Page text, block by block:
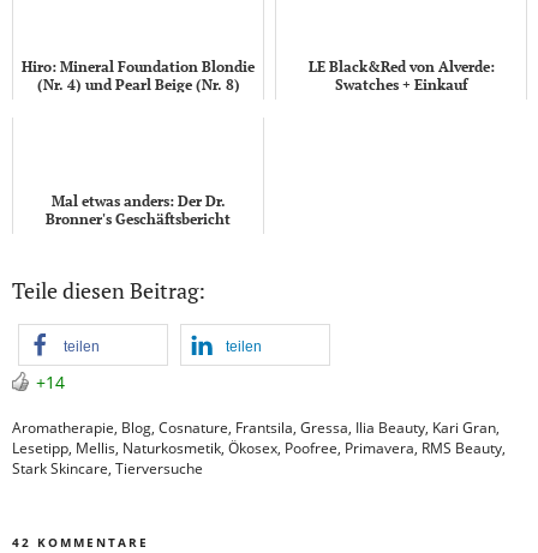
Hiro: Mineral Foundation Blondie
(Nr. 4) und Pearl Beige (Nr. 8)
LE Black&Red von Alverde:
Swatches + Einkauf
Mal etwas anders: Der Dr.
Bronner's Geschäftsbericht
Teile diesen Beitrag:
teilen teilen
+14
Aromatherapie, Blog, Cosnature, Frantsila, Gressa, Ilia Beauty, Kari Gran,
Lesetipp, Mellis, Naturkosmetik, Ökosex, Poofree, Primavera, RMS Beauty,
Stark Skincare, Tierversuche
42 KOMMENTARE